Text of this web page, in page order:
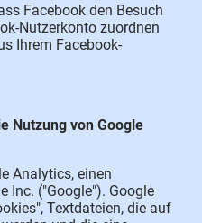
Facebook den Besuch
Nutzerkonto zuordnen
Ihrem Facebook-
Nutzung von Google
Analytics, einen
Inc. ("Google"). Google
Textdateien, die auf